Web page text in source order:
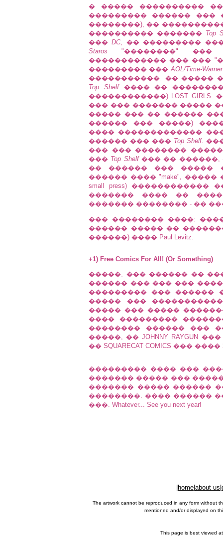
� ����� ����������
��������� ������ ���
��������), ��
���������� ������� Top
���DC, �� ���������
Staros "��������" ���
������������ ��� ���
��������� ���AOL/Time-Warner
�����������. �� �����
Top Shelf���� �� ���������
������������) LOST
��� ��� ������� �����
����� ��� �� ������
������ ��� �����)
���� ������������� ���
������ ��� ��� Top Shelf.
��� ��� ��������
��� Top Shelf��� �� ������,
�� ������ ��� �����
������ ���� "make", �����
small press)
������� ���� ��
������� �������� - ��
��� �������� ����:
������ ����� ��
������) ���� Paul Levitz.
+1) Free Comics For All! (Or Something)
�����, ��� ������ ��
������ ��� ��� ���
��������� ��� ������
����� ���
����� ��� �����
���� ���������
�������� ������ ���
�����, �� JOHNNY
�� SQUARECAT COMICS ��� ���� 2
��������� ���� ���
������� ����� ���
������� ����� ������
��������. ���� ������
���. Whatever... See you next year!
home about us
The artwork cannot be reproduced in any form without
mentioned and/or displayed on
This page is best viewed